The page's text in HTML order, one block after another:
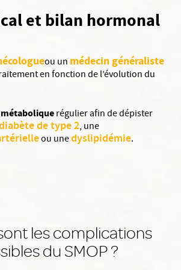
et bilan hormonal
ou un médecin généraliste
en fonction de l’évolution du
régulier afin de dépister
de type 2, une
ou unedyslipidémie.
les complications
du SMOP ?